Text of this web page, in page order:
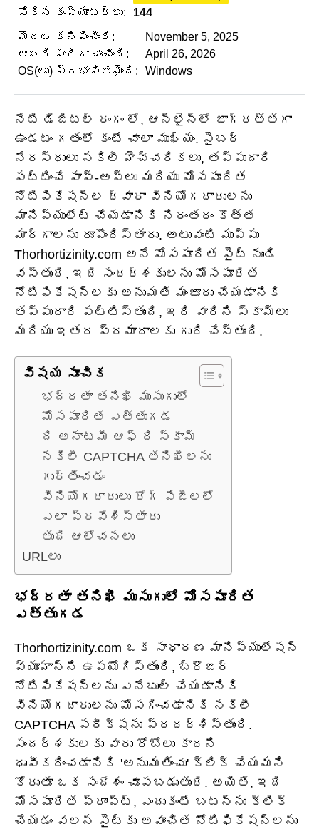
సోకిన కంప్యూటర్లు:
144
మొదట కనిపించింది:
November 5, 2025
ఆఖరి సారిగా చూచింది:
April 26, 2026
OS(లు) ప్రభావితమైంది:
Windows
నేటి డిజిటల్ రంగం లో, ఆన్‌లైన్‌లో జాగ్రత్తగా
ఉండటం గతంలో కంటే చాలా ముఖ్యం. సైబర్
నేరస్థులు నకిలీ హెచ్చరికలు, తప్పుదారి
పట్టించే పాప్-అప్‌లు మరియు మోసపూరిత
నోటిఫికేషన్‌ల ద్వారా వినియోగదారులను
మానిప్యులేట్ చేయడానికి నిరంతరం కొత్త
మార్గాలను రూపొందిస్తారు. అటువంటి ముప్పు
Thorhortizinity.com అనే మోసపూరిత సైట్ నుండి
వస్తుంది, ఇది సందర్శకులను మోసపూరిత
నోటిఫికేషన్‌లకు అనుమతి మంజూరు చేయడానికి
తప్పుదారి పట్టిస్తుంది, ఇది వారిని స్కామ్‌లు
మరియు ఇతర ప్రమాదాలకు గురి చేస్తుంది.
విషయ సూచిక
భద్రతా తనిఖీ ముసుగులో
మోసపూరిత ఎత్తుగడ
ది అనాటమీ ఆఫ్ ది స్కామ్
నకిలీ CAPTCHA తనిఖీలను
గుర్తించడం
వినియోగదారులు రోగ్ పేజీలలో
ఎలా ప్రవేశిస్తారు
తుది ఆలోచనలు
URLలు
భద్రతా తనిఖీ ముసుగులో మోసపూరిత
ఎత్తుగడ
Thorhortizinity.com ఒక సాధారణ మానిప్యులేషన్
వ్యూహాన్ని ఉపయోగిస్తుంది, బ్రౌజర్
నోటిఫికేషన్‌లను ఎనేబుల్ చేయడానికి
వినియోగదారులను మోసగించడానికి నకిలీ
CAPTCHA పరీక్షను ప్రదర్శిస్తుంది.
సందర్శకులకు వారు రోబోలు కాదని
ధృవీకరించడానికి 'అనుమతించు' క్లిక్ చేయమని
కోరుతూ ఒక సందేశం చూపబడుతుంది. అయితే, ఇది
మోసపూరిత ప్రాంప్ట్, ఎందుకంటే బటన్‌ను క్లిక్
చేయడం వలన సైట్‌కు అవాంఛిత నోటిఫికేషన్‌లను